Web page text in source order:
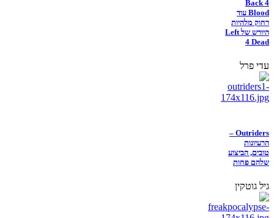
Back 4
Blood עוד
רחוק מלהיות
היורש של Left
4 Dead
עדי פרל
Outriders –
הרעיונות
טובים, הביצוע
שלהם פחות
גיל גוטקין